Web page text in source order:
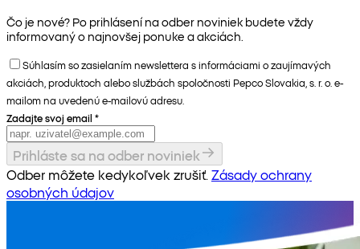
Čo je nové? Po prihlásení na odber noviniek budete vždy
informovaný o najnovšej ponuke a akciách.
Súhlasím so zasielaním newslettera s informáciami o zaujímavých
akciách, produktoch alebo službách spoločnosti Pepco Slovakia, s. r. o. e-
mailom na uvedenú e-mailovú adresu.
Zadajte svoj email *
Prihláste sa na odber noviniek
Odber môžete kedykoľvek zrušiť. Zásady ochrany
osobných údajov